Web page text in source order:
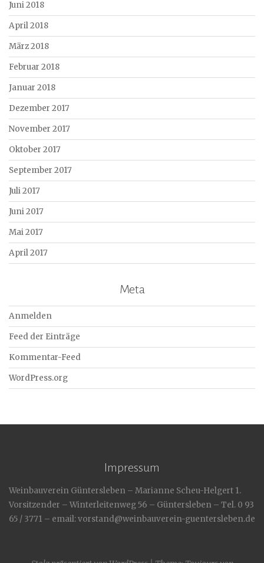
Juni 2018
April 2018
März 2018
Februar 2018
Januar 2018
Dezember 2017
November 2017
Oktober 2017
September 2017
Juli 2017
Juni 2017
Mai 2017
April 2017
Meta
Anmelden
Feed der Einträge
Kommentar-Feed
WordPress.org
Impressum
Weinbauverein Güntersleben – Marianne Scheu-Helgert 1.
Vorsitzender – Winterleitenweg 56 – Güntersleben – Tel. 0 93
65 / 3771 – email: vorstand@weinbauverein-guentersleben.de